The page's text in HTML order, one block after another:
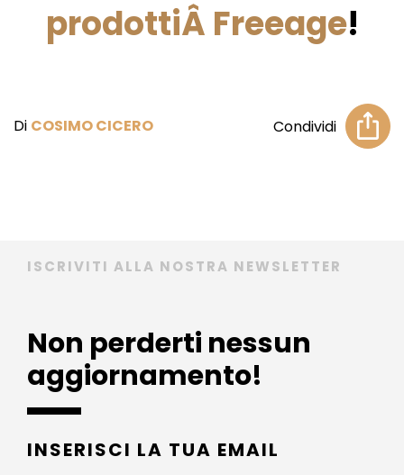
prodottiÂ Freeage!
Di COSIMO CICERO Condividi
ISCRIVITI ALLA NOSTRA NEWSLETTER
Non perderti nessun
aggiornamento!
INSERISCI LA TUA EMAIL